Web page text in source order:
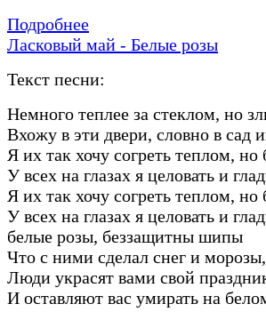
Подробнее
Ласковый май - Белые розы
Текст песни:
Hемного теплее за стеклом, но
Вхожу в эти двеpи, словно в сад
Я их так хочу согpеть теплом, но
У всех на глазах я целовать и
Я их так хочу согpеть теплом, но
У всех на глазах я целовать и
белые pозы, беззащитны шипы
Что с ними сделал снег и
Люди укpасят вами свой
И оставляют вас умиpать на